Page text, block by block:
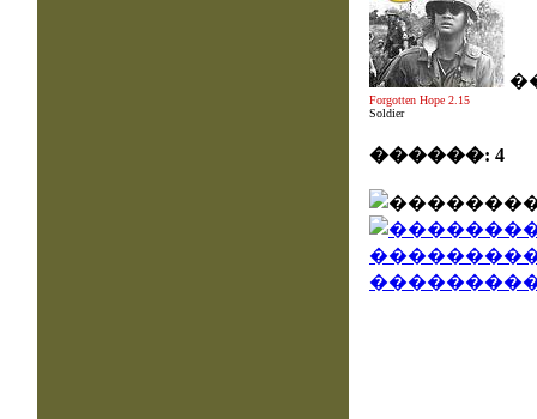
Forgotten Hope 2.15
Soldier
������: 4